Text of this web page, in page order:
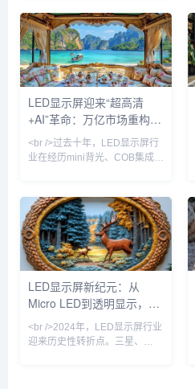
99.9%，单颗成本下降40%，这
意味着困扰行业十年的“量产魔
咒”正式解除。与传统的LCD和
OLED相比，Micro LED在亮
度、寿命和响应速度上实现了数
量级提升，尤其是在户外强光环
境下，其20000尼特以上的峰值
亮度让画面依然清晰锐利。业内
LED显示屏迎来“超高清
+AI”革命：万亿市场重构进
行时
<br />过去十年，LED显示屏行
业在经历mini背光、COB集成封
星、索尼与国内京东方、利亚德
相继宣布Micro LED芯片良率突
破99.99%，像素点间距进入
P0.3以下微米级时代。这意味
着，LED显示屏首次能在保持无
缝拼接优势的同时，实现堪比
OLED的对比度与色彩表现，且
功耗降低40%以上。行业分析师
LED显示屏新纪元：从
Micro LED到透明显示，
2024年技术革命如何重塑
视觉产业
<br />2024年，LED显示屏行业
迎来历史性转折点。三星、